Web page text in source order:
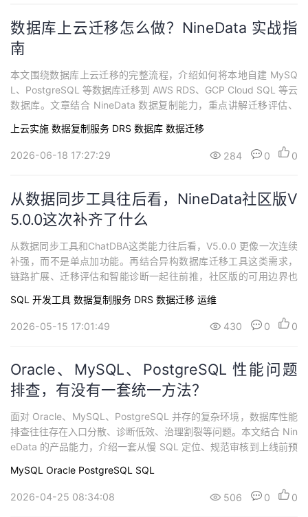
数据库上云迁移怎么做？NineData 实战指
南
本文围绕数据库上云迁移的完整流程，介绍如何将本地自建 MySQ
L、PostgreSQL 等数据库迁移到 AWS RDS、GCP Cloud SQL 等云
数据库。文章结合 NineData 数据复制能力，重点讲解迁移评估、
性校验、低停机切换和回滚验证等关键步骤，适用于数据库上云、
跨云迁移、IDC 迁移云数据库和低停机数据库迁移场景，帮助企
上云实施 数据复制服务 DRS 数据库 数据迁移
2026-06-18 17:27:29 284 0 0
从数据同步工具往后看，NineData社区版V
5.0.0这次补齐了什么
从数据同步工具和ChatDBA这类能力往后看，V5.0.0 更像一次连续
补强，而不是单点加功能。再结合异构数据库迁移工具这类需求，
链路扩展、迁移评估和智能诊断一起往前推，社区版的可用边界也
看，NineData 社区版并不是把若干零散数据库功能堆在一起，而是
在围绕数据库 DevOps、数据流转和智能治理构建一条更标准化的
SQL 开发工具 数据复制服务 DRS 数据迁移 运维
2026-05-15 17:01:49 430 0 0
Oracle、MySQL、PostgreSQL 性能问题
排查，有没有一套统一方法？
面对 Oracle、MySQL、PostgreSQL 并存的复杂环境，数据库性能
排查往往存在入口分散、诊断低效、治理割裂等问题。本文结合 Nin
eData 的产品能力，介绍一套从慢 SQL 定位、规范审核到上线前预
进一步覆盖迁移、同步与一致性校验等需求。
MySQL Oracle PostgreSQL SQL
2026-04-25 08:34:08 506 0 0